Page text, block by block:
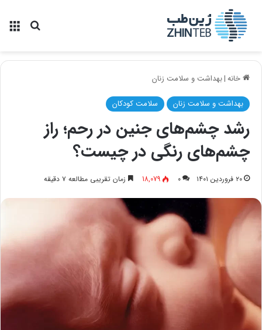
خانه|بهداشت و سلامت زنان
بهداشت و سلامت زنان سلامت کودکان
رشد چشم‌های جنین در رحم؛ راز
چشم‌های رنگی در چیست؟
۲۰ فروردین ۱۴۰۱ ۰ 18,079 زمان تقریبی مطالعه ۷ دقیقه